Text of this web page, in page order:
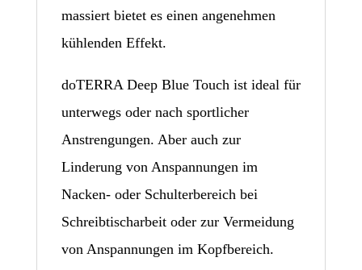
massiert bietet es einen angenehmen
kühlenden Effekt.
doTERRA Deep Blue Touch ist ideal für
unterwegs oder nach sportlicher
Anstrengungen. Aber auch zur
Linderung von Anspannungen im
Nacken- oder Schulterbereich bei
Schreibtischarbeit oder zur Vermeidung
von Anspannungen im Kopfbereich.